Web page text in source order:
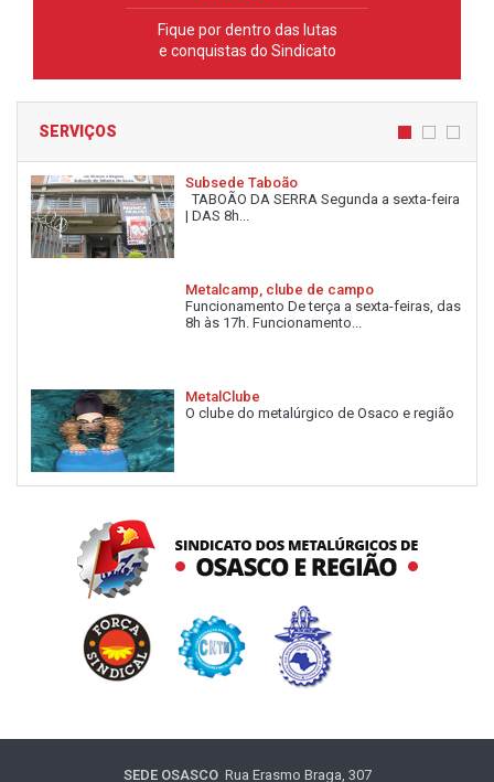
Fique por dentro das lutas
e conquistas do Sindicato
SERVIÇOS
Subsede Taboão
TABOÃO DA SERRA Segunda a sexta-feira
| DAS 8h...
Metalcamp, clube de campo
Funcionamento De terça a sexta-feiras, das
8h às 17h. Funcionamento...
MetalClube
O clube do metalúrgico de Osaco e região
SEDE OSASCORua Erasmo Braga, 307